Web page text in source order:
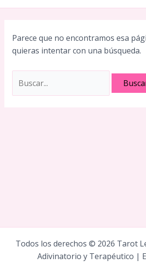
Parece que no encontramos esa
quieras intentar con una búsqueda.
Todos los derechos © 2026 Tarot
Adivinatorio y Terapéutico |